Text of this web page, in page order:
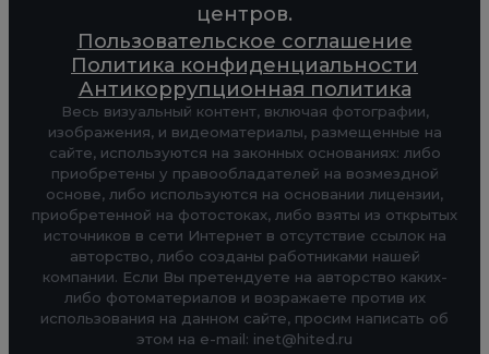
центров.
Пользовательское соглашение
Политика конфиденциальности
Антикоррупционная политика
Весь визуальный контент, включая фотографии,
изображения, и видеоматериалы, размещенные на
сайте, используются на законных основаниях: либо
приобретены у правообладателей на возмездной
основе, либо используются на основании лицензии,
приобретенной на фотостоках, либо взяты из открытых
источников в сети Интернет в отсутствие ссылок на
авторство, либо созданы работниками нашей
компании. Если Вы претендуете на авторство каких-
либо фотоматериалов и возражаете против их
использования на данном сайте, просим написать об
этом на e-mail: inet@hited.ru